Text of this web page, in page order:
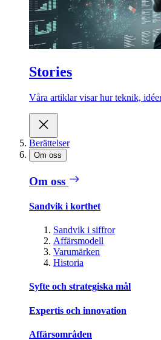
Stories
Våra artiklar visar hur teknik,
Berättelser
Om oss
Om oss
Sandvik i korthet
Sandvik i siffror
Affärsmodell
Varumärken
Historia
Syfte och strategiska mål
Expertis och innovation
Affärsområden